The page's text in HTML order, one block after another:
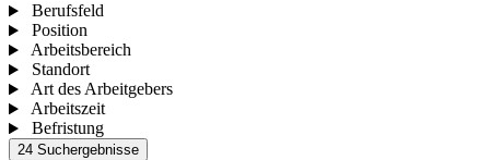
Berufsfeld
Position
Arbeitsbereich
Standort
Art des Arbeitgebers
Arbeitszeit
Befristung
24 Suchergebnisse